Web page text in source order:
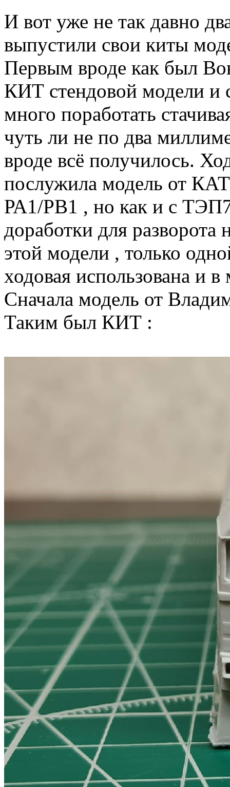
И вот уже не так давно
выпустили свои киты
Первым вроде как был
КИТ стендовой модели и
много поработать
чуть ли не по два
вроде всё получилось.
послужила модель от
РА1/РВ1 , но как и с
доработки для разворота
этой модели , только
ходовая использована и
Сначала модель от
Таким был КИТ :